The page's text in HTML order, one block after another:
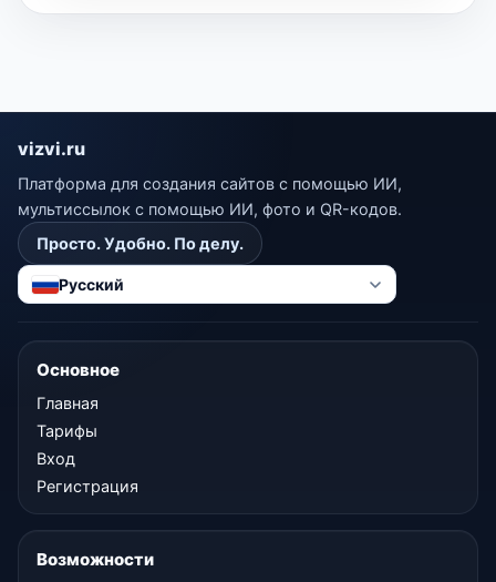
vizvi.ru
Платформа для создания сайтов с помощью ИИ,
мультиссылок с помощью ИИ, фото и QR-кодов.
Просто. Удобно. По делу.
Русский
Основное
Главная
Тарифы
Вход
Регистрация
Возможности